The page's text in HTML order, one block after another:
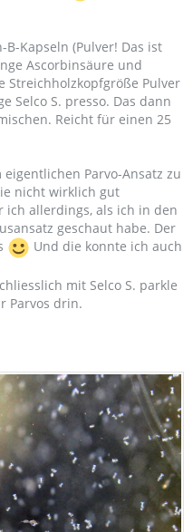
Kapseln (Pulver! Das ist
Ascorbinsäure und
Streichholzkopfgröße Pulver
Selco S. presso. Das dann
Reicht für einen 25
Parvo-Ansatz zu
nicht wirklich gut
ich allerdings, als ich in den
geschaut habe. Der
Und die konnte ich auch
mit Selco S. parkle
Parvos drin.